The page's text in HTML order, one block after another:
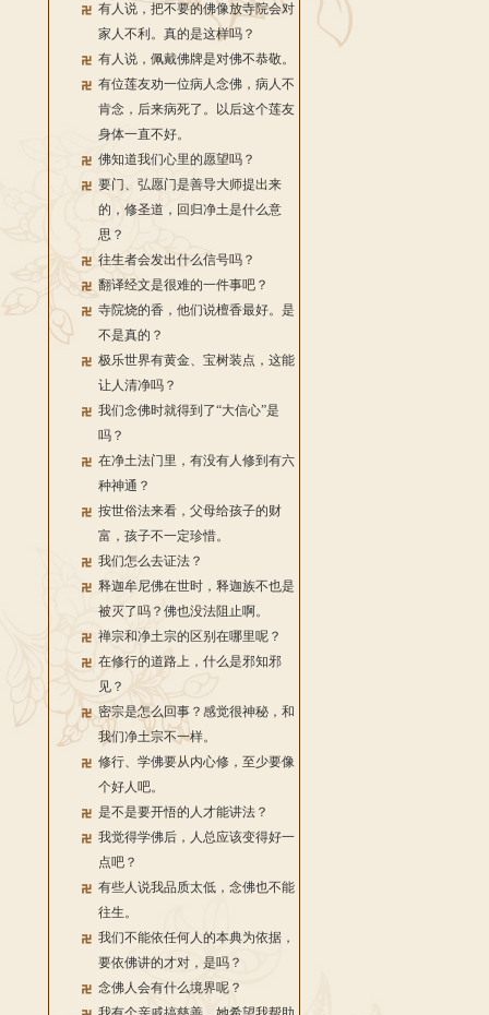
有人说，把不要的佛像放寺院会对
家人不利。真的是这样吗？
有人说，佩戴佛牌是对佛不恭敬。
有位莲友劝一位病人念佛，病人不
肯念，后来病死了。以后这个莲友
身体一直不好。
佛知道我们心里的愿望吗？
要门、弘愿门是善导大师提出来
的，修圣道，回归净土是什么意
思？
往生者会发出什么信号吗？
翻译经文是很难的一件事吧？
寺院烧的香，他们说檀香最好。是
不是真的？
极乐世界有黄金、宝树装点，这能
让人清净吗？
我们念佛时就得到了“大信心”是
吗？
在净土法门里，有没有人修到有六
种神通？
按世俗法来看，父母给孩子的财
富，孩子不一定珍惜。
我们怎么去证法？
释迦牟尼佛在世时，释迦族不也是
被灭了吗？佛也没法阻止啊。
禅宗和净土宗的区别在哪里呢？
在修行的道路上，什么是邪知邪
见？
密宗是怎么回事？感觉很神秘，和
我们净土宗不一样。
修行、学佛要从内心修，至少要像
个好人吧。
是不是要开悟的人才能讲法？
我觉得学佛后，人总应该变得好一
点吧？
有些人说我品质太低，念佛也不能
往生。
我们不能依任何人的本典为依据，
要依佛讲的才对，是吗？
念佛人会有什么境界呢？